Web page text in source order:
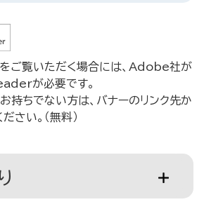
ご覧いただく場合には、Adobe社が
が必要です。
ちでない方は、バナーのリンク先か
さい。（無料）